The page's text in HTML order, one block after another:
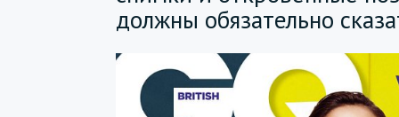
должны обязательно